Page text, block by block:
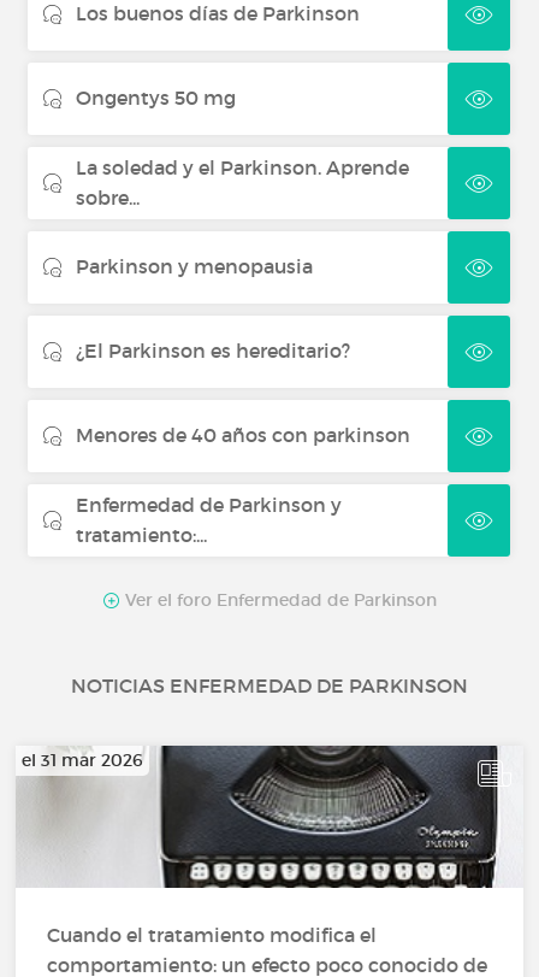
Los buenos días de Parkinson
Ongentys 50 mg
La soledad y el Parkinson. Aprende
sobre...
Parkinson y menopausia
¿El Parkinson es hereditario?
Menores de 40 años con parkinson
Enfermedad de Parkinson y
tratamiento:...
Ver el foro Enfermedad de Parkinson
NOTICIAS ENFERMEDAD DE PARKINSON
el 31 mar 2026
Cuando el tratamiento modifica el
comportamiento: un efecto poco conocido de